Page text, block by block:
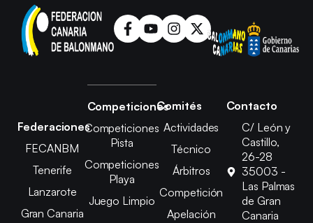
Federaciones
FECANBM
Tenerife
Lanzarote
Gran Canaria
Competiciones
Competiciones
Pista
Competiciones
Playa
Juego Limpio
Comités
Actividades
Técnico
Árbitros
Competición
Apelación
Contacto
C/ León y
Castillo,
26-28
35003 -
Las Palmas
de Gran
Canaria